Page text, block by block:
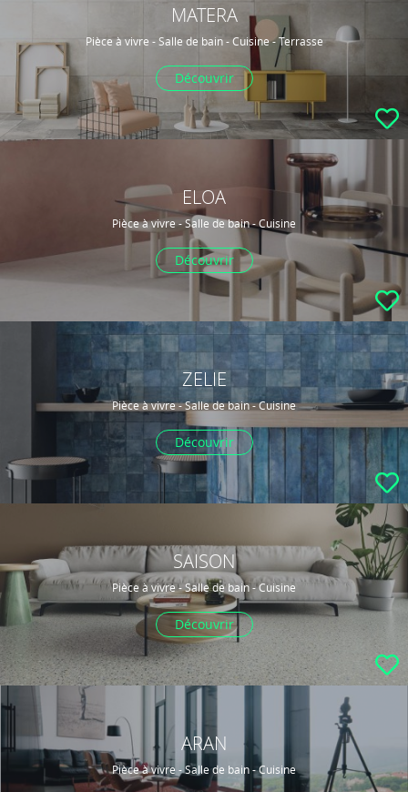
MATERA
Pièce à vivre - Salle de bain - Cuisine - Terrasse
Découvrir
ELOA
Pièce à vivre - Salle de bain - Cuisine
Découvrir
ZELIE
Pièce à vivre - Salle de bain - Cuisine
Découvrir
SAISON
Pièce à vivre - Salle de bain - Cuisine
Découvrir
ARAN
Pièce à vivre - Salle de bain - Cuisine